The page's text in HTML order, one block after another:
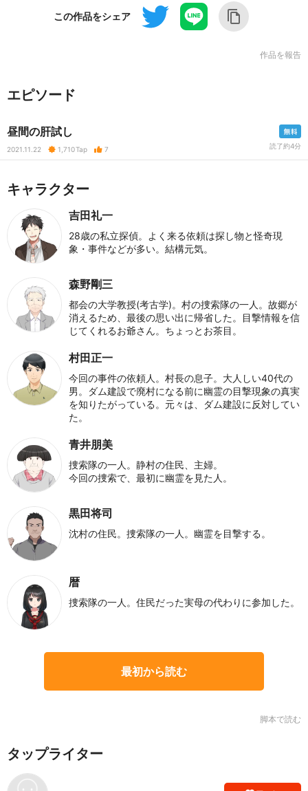
この作品をシェア
作品を報告
エピソード
昼間の肝試し
2021.11.22 1,710Tap 7 読了約4分
キャラクター
吉田礼一
28歳の私立探偵。よく来る依頼は探し物と怪奇現
象・事件などが多い。結構元気。
森野剛三
都会の大学教授(考古学)。村の捜索隊の一人。故郷が
消えるため、最後の思い出に帰省した。目撃情報を信
じてくれるお爺さん。ちょっとお茶目。
村田正一
今回の事件の依頼人。村長の息子。大人しい40代の
男。ダム建設で廃村になる前に幽霊の目撃現象の真実
を知りたがっている。元々は、ダム建設に反対してい
た。
青井朋美
捜索隊の一人。静村の住民、主婦。
今回の捜索で、最初に幽霊を見た人。
黒田将司
沈村の住民。捜索隊の一人。幽霊を目撃する。
暦
捜索隊の一人。住民だった実母の代わりに参加した。
最初から読む
脚本で読む
タップライター